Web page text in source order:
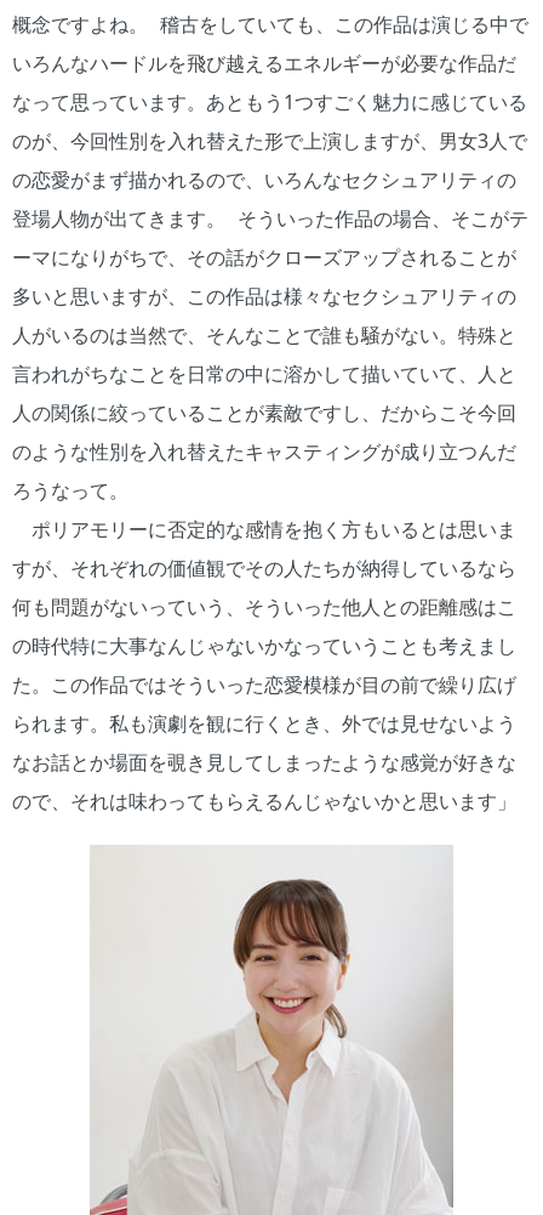
概念ですよね。 稽古をしていても、この作品は演じる中で
いろんなハードルを飛び越えるエネルギーが必要な作品だ
なって思っています。あともう1つすごく魅力に感じている
のが、今回性別を入れ替えた形で上演しますが、男女3人で
の恋愛がまず描かれるので、いろんなセクシュアリティの
登場人物が出てきます。 そういった作品の場合、そこがテ
ーマになりがちで、その話がクローズアップされることが
多いと思いますが、この作品は様々なセクシュアリティの
人がいるのは当然で、そんなことで誰も騒がない。特殊と
言われがちなことを日常の中に溶かして描いていて、人と
人の関係に絞っていることが素敵ですし、だからこそ今回
のような性別を入れ替えたキャスティングが成り立つんだ
ろうなって。
ポリアモリーに否定的な感情を抱く方もいるとは思いま
すが、それぞれの価値観でその人たちが納得しているなら
何も問題がないっていう、そういった他人との距離感はこ
の時代特に大事なんじゃないかなっていうことも考えまし
た。この作品ではそういった恋愛模様が目の前で繰り広げ
られます。私も演劇を観に行くとき、外では見せないよう
なお話とか場面を覗き見してしまったような感覚が好きな
ので、それは味わってもらえるんじゃないかと思います」